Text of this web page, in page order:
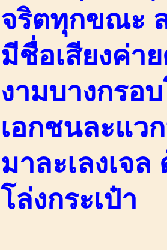
จริตทุกขณะ
มีชื่อเสียงค่า
งามบางกรอ
เอกชนละแว
มาละเลงเจ
โล่งกระเป๋า